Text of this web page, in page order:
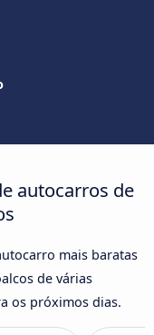
autocarros de
mais baratas
de várias
os próximos dias.